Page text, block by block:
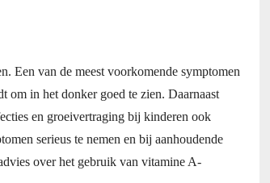
Een van de meest voorkomende symptomen
in het donker goed te zien. Daarnaast
en groeivertraging bij kinderen ook
serieus te nemen en bij aanhoudende
over het gebruik van vitamine A-